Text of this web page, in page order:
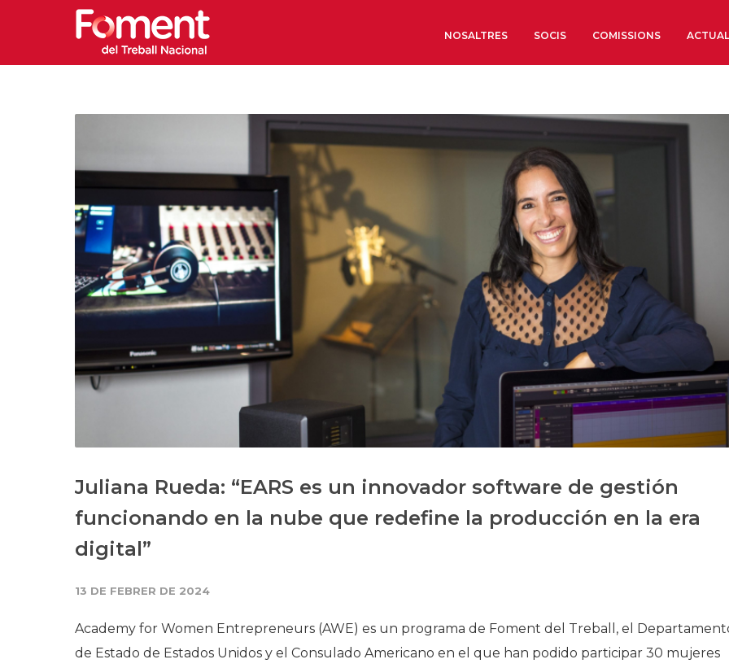
NOSALTRES
Estructura Executiva
Econòmics i Socials
Organitzacions
Organitzacions
Coneix més
Història
Galeria de Presidents
Biblioteca Arxiu
SOCIS COMISSIONS
Juliana Rueda: “EARS es un innovador software de gestión
funcionando en la nube que redefine la producción en la era
digital”
13 DE FEBRER DE 2024
Academy for Women Entrepreneurs (AWE) es un programa de Foment del Treball, el
de Estado de Estados Unidos y el Consulado Americano en el que han podido participar 30 mujeres